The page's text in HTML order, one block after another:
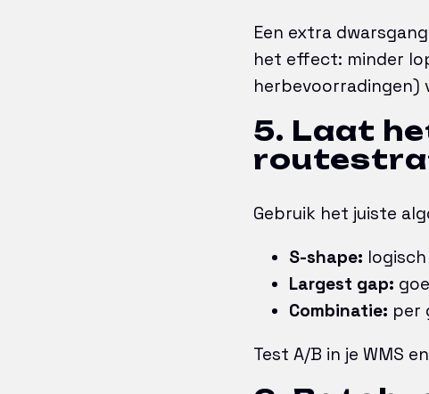
Een extra
het effect: minder
herbevoorradingen)
5. Laat
Gebruik het juiste
S-shape:
Largest gap:
Combinatie: per
Test A/B in je WMS